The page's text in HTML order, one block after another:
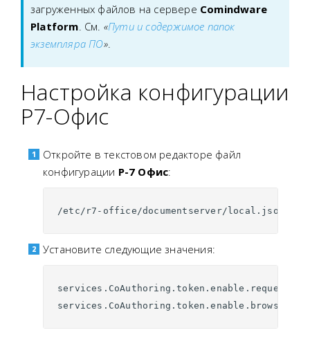
загруженных файлов на сервере Comindware
Platform. См. «Пути и содержимое папок
экземпляра ПО».
Настройка конфигурации
Р7-Офис
Откройте в текстовом редакторе файл
конфигурации Р-7 Офис:
/etc/r7-office/documentserver/local.json
Установите следующие значения:
services.CoAuthoring.token.enable.browser: